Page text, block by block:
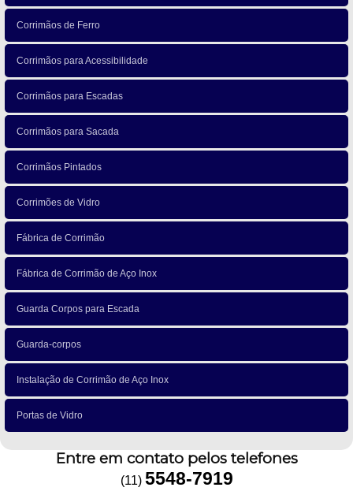
Corrimãos de Ferro
Corrimãos para Acessibilidade
Corrimãos para Escadas
Corrimãos para Sacada
Corrimãos Pintados
Corrimões de Vidro
Fábrica de Corrimão
Fábrica de Corrimão de Aço Inox
Guarda Corpos para Escada
Guarda-corpos
Instalação de Corrimão de Aço Inox
Portas de Vidro
Entre em contato pelos telefones
(11) 5548-7919